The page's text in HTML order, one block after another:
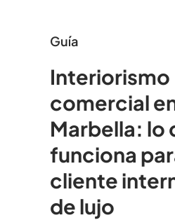
Guía
Interiorismo
comercial
Marbella: lo
funciona
cliente
de lujo